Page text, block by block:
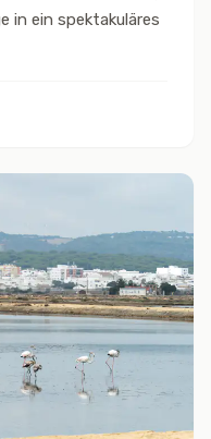
in ein spektakuläres